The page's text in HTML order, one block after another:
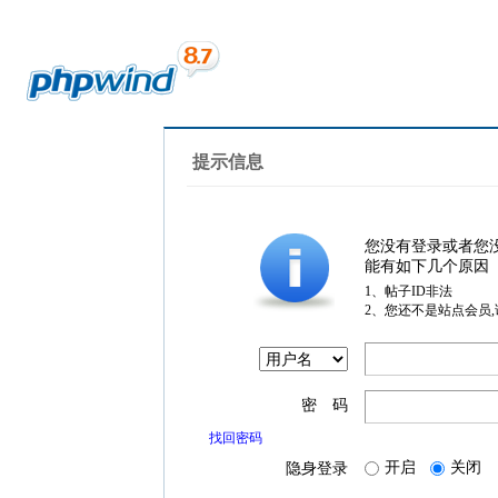
提示信息
您没有登录或者您
能有如下几个原因
1、帖子ID非法
2、您还不是站点会员
密 码
找回密码
隐身登录 开启 关闭